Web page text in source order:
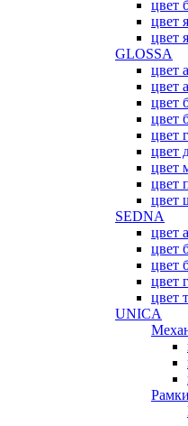
цвет
цвет
цвет
GLOSSA
цвет
цвет
цвет
цвет
цвет
цвет
цвет
цвет
цвет
SEDNA
цвет
цвет
цвет
цвет
цвет
UNICA
Рамки